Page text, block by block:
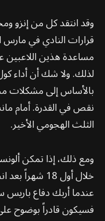
وقد انتقد كل من إنزو
قرارات النادي في
مساعدة هذين اللاعبين
لذلك. ولا شك أن أداء
بالأساس إلى مشكلات
نقص في القدرة. أمام
الثلث الهجومي الأخير.
ومع ذلك، إذا تمكن
خلال أول 18
عندما أربك دفاع
فسيكون قادراً بوضوح